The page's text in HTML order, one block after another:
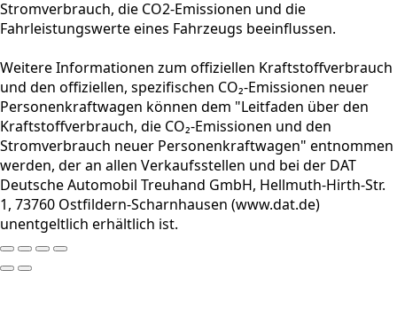
Stromverbrauch, die CO2-Emissionen und die
Fahrleistungswerte eines Fahrzeugs beeinflussen.
Weitere Informationen zum offiziellen Kraftstoffverbrauch
und den offiziellen, spezifischen CO₂-Emissionen neuer
Personenkraftwagen können dem "Leitfaden über den
Kraftstoffverbrauch, die CO₂-Emissionen und den
Stromverbrauch neuer Personenkraftwagen" entnommen
werden, der an allen Verkaufsstellen und bei der DAT
Deutsche Automobil Treuhand GmbH, Hellmuth-Hirth-Str.
1, 73760 Ostfildern-Scharnhausen (www.dat.de)
unentgeltlich erhältlich ist.